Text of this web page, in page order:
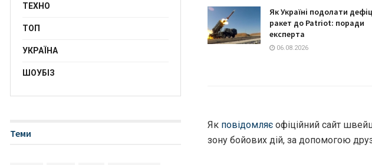
Як Україні подолати
ракет до Patriot: поради
експерта
06.08.2026
Як повідомляє офіційний сайт
зону бойових дій, за допомогою
ТЕХНО
ТОП
УКРАЇНА
ШОУБІЗ
Теми